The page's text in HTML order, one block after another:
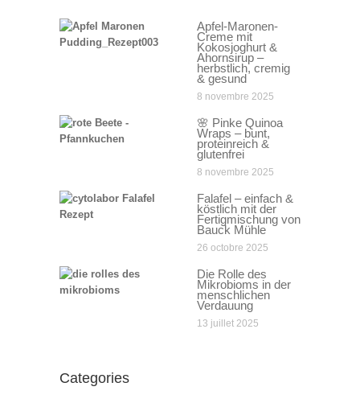
Apfel-Maronen-
Creme mit
Kokosjoghurt &
Ahornsirup –
herbstlich, cremig
& gesund
8 novembre 2025
🌸 Pinke Quinoa
Wraps – bunt,
proteinreich &
glutenfrei
8 novembre 2025
Falafel – einfach &
köstlich mit der
Fertigmischung von
Bauck Mühle
26 octobre 2025
Die Rolle des
Mikrobioms in der
menschlichen
Verdauung
13 juillet 2025
Categories